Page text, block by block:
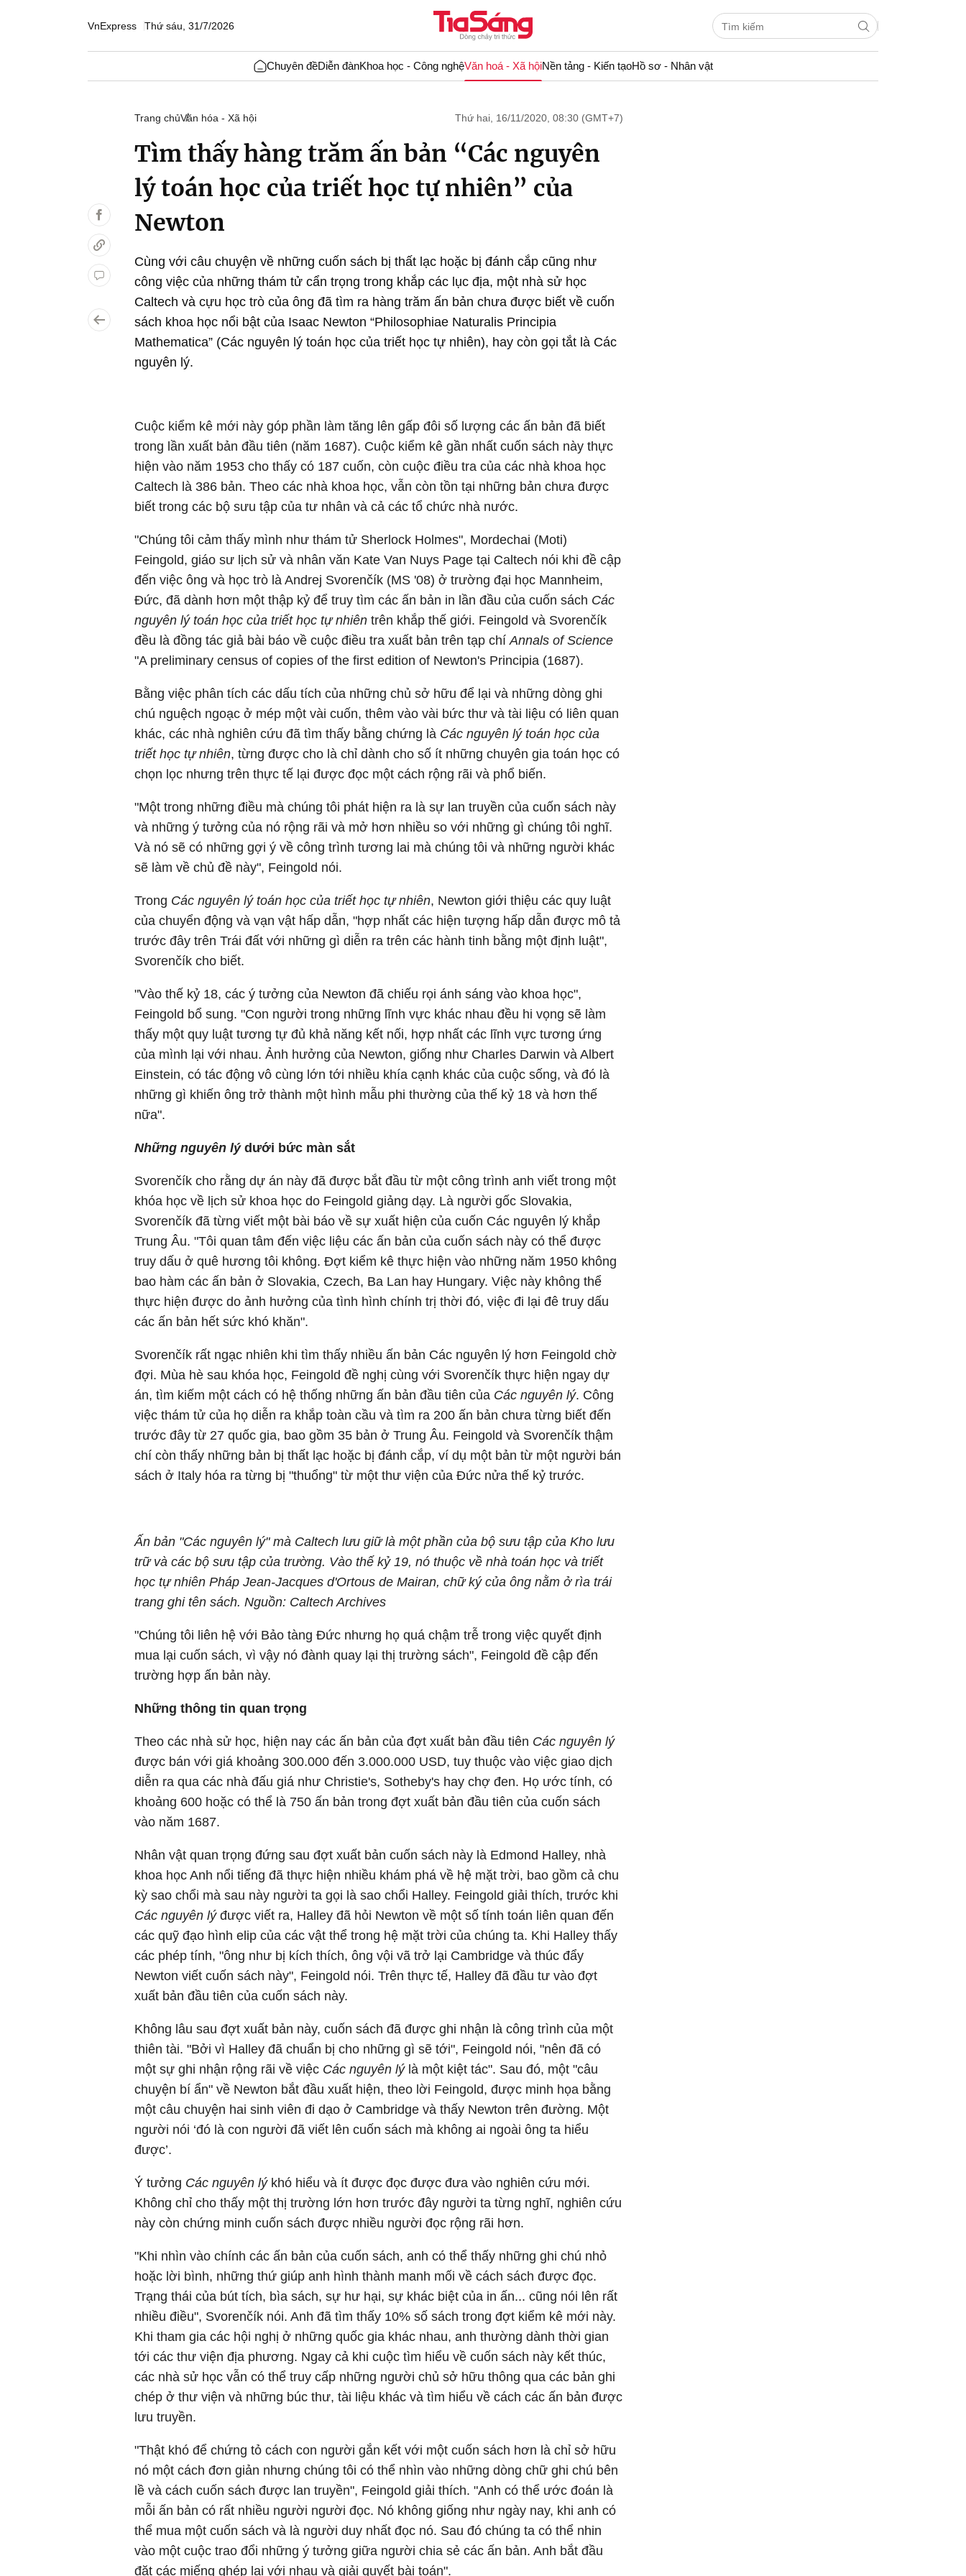
VnExpress Thứ sáu, 31/7/2026
Chuyên đềDiễn đànKhoa học - Công nghệVăn hoá - Xã hộiNền tảng - Kiến tạoHồ sơ - Nhân vật
Trang chủVăn hóa - Xã hội Thứ hai, 16/11/2020, 08:30 (GMT+7)
Tìm thấy hàng trăm ấn bản “Các nguyên
lý toán học của triết học tự nhiên” của
Newton
Cùng với câu chuyện về những cuốn sách bị thất lạc hoặc bị đánh cắp cũng như
công việc của những thám tử cẩn trọng trong khắp các lục địa, một nhà sử học
Caltech và cựu học trò của ông đã tìm ra hàng trăm ấn bản chưa được biết về cuốn
sách khoa học nổi bật của Isaac Newton “Philosophiae Naturalis Principia
Mathematica” (Các nguyên lý toán học của triết học tự nhiên), hay còn gọi tắt là Các
nguyên lý.
Cuộc kiểm kê mới này góp phần làm tăng lên gấp đôi số lượng các ấn bản đã biết
trong lần xuất bản đầu tiên (năm 1687). Cuộc kiểm kê gần nhất cuốn sách này thực
hiện vào năm 1953 cho thấy có 187 cuốn, còn cuộc điều tra của các nhà khoa học
Caltech là 386 bản. Theo các nhà khoa học, vẫn còn tồn tại những bản chưa được
biết trong các bộ sưu tập của tư nhân và cả các tổ chức nhà nước.
"Chúng tôi cảm thấy mình như thám tử Sherlock Holmes", Mordechai (Moti)
Feingold, giáo sư lịch sử và nhân văn Kate Van Nuys Page tại Caltech nói khi đề cập
đến việc ông và học trò là Andrej Svorenčík (MS '08) ở trường đại học Mannheim,
Đức, đã dành hơn một thập kỷ để truy tìm các ấn bản in lần đầu của cuốn sách Các
nguyên lý toán học của triết học tự nhiên trên khắp thế giới. Feingold và Svorenčík
đều là đồng tác giả bài báo về cuộc điều tra xuất bản trên tạp chíAnnals of Science
"A preliminary census of copies of the first edition of Newton's Principia (1687).
Bằng việc phân tích các dấu tích của những chủ sở hữu để lại và những dòng ghi
chú nguệch ngoạc ở mép một vài cuốn, thêm vào vài bức thư và tài liệu có liên quan
khác, các nhà nghiên cứu đã tìm thấy bằng chứng là Các nguyên lý toán học của
triết học tự nhiên, từng được cho là chỉ dành cho số ít những chuyên gia toán học có
chọn lọc nhưng trên thực tế lại được đọc một cách rộng rãi và phổ biến.
"Một trong những điều mà chúng tôi phát hiện ra là sự lan truyền của cuốn sách này
và những ý tưởng của nó rộng rãi và mở hơn nhiều so với những gì chúng tôi nghĩ.
Và nó sẽ có những gợi ý về công trình tương lai mà chúng tôi và những người khác
sẽ làm về chủ đề này", Feingold nói.
Trong Các nguyên lý toán học của triết học tự nhiên, Newton giới thiệu các quy luật
của chuyển động và vạn vật hấp dẫn, "hợp nhất các hiện tượng hấp dẫn được mô tả
trước đây trên Trái đất với những gì diễn ra trên các hành tinh bằng một định luật",
Svorenčík cho biết.
"Vào thế kỷ 18, các ý tưởng của Newton đã chiếu rọi ánh sáng vào khoa học",
Feingold bổ sung. "Con người trong những lĩnh vực khác nhau đều hi vọng sẽ làm
thấy một quy luật tương tự đủ khả năng kết nối, hợp nhất các lĩnh vực tương ứng
của mình lại với nhau. Ảnh hưởng của Newton, giống như Charles Darwin và Albert
Einstein, có tác động vô cùng lớn tới nhiều khía cạnh khác của cuộc sống, và đó là
những gì khiến ông trở thành một hình mẫu phi thường của thế kỷ 18 và hơn thế
nữa".
Những nguyên lýdưới bức màn sắt
Svorenčík cho rằng dự án này đã được bắt đầu từ một công trình anh viết trong một
khóa học về lịch sử khoa học do Feingold giảng dạy. Là người gốc Slovakia,
Svorenčík đã từng viết một bài báo về sự xuất hiện của cuốn Các nguyên lý khắp
Trung Âu. "Tôi quan tâm đến việc liệu các ấn bản của cuốn sách này có thể được
truy dấu ở quê hương tôi không. Đợt kiểm kê thực hiện vào những năm 1950 không
bao hàm các ấn bản ở Slovakia, Czech, Ba Lan hay Hungary. Việc này không thể
thực hiện được do ảnh hưởng của tình hình chính trị thời đó, việc đi lại đê truy dấu
các ấn bản hết sức khó khăn".
Svorenčík rất ngạc nhiên khi tìm thấy nhiều ấn bản Các nguyên lý hơn Feingold chờ
đợi. Mùa hè sau khóa học, Feingold đề nghị cùng với Svorenčík thực hiện ngay dự
án, tìm kiếm một cách có hệ thống những ấn bản đầu tiên của Các nguyên lý. Công
việc thám tử của họ diễn ra khắp toàn cầu và tìm ra 200 ấn bản chưa từng biết đến
trước đây từ 27 quốc gia, bao gồm 35 bản ở Trung Âu. Feingold và Svorenčík thậm
chí còn thấy những bản bị thất lạc hoặc bị đánh cắp, ví dụ một bản từ một người bán
sách ở Italy hóa ra từng bị "thuổng" từ một thư viện của Đức nửa thế kỷ trước.
Ấn bản "Các nguyên lý" mà Caltech lưu giữ là một phần của bộ sưu tập của Kho lưu
trữ và các bộ sưu tập của trường. Vào thế kỷ 19, nó thuộc về nhà toán học và triết
học tự nhiên Pháp Jean-Jacques d'Ortous de Mairan, chữ ký của ông nằm ở rìa trái
trang ghi tên sách. Nguồn: Caltech Archives
"Chúng tôi liên hệ với Bảo tàng Đức nhưng họ quá chậm trễ trong việc quyết định
mua lại cuốn sách, vì vậy nó đành quay lại thị trường sách", Feingold đề cập đến
trường hợp ấn bản này.
Những thông tin quan trọng
Theo các nhà sử học, hiện nay các ấn bản của đợt xuất bản đầu tiên Các nguyên lý
được bán với giá khoảng 300.000 đến 3.000.000 USD, tuy thuộc vào việc giao dịch
diễn ra qua các nhà đấu giá như Christie's, Sotheby's hay chợ đen. Họ ước tính, có
khoảng 600 hoặc có thể là 750 ấn bản trong đợt xuất bản đầu tiên của cuốn sách
vào năm 1687.
Nhân vật quan trọng đứng sau đợt xuất bản cuốn sách này là Edmond Halley, nhà
khoa học Anh nổi tiếng đã thực hiện nhiều khám phá về hệ mặt trời, bao gồm cả chu
kỳ sao chổi mà sau này người ta gọi là sao chổi Halley. Feingold giải thích, trước khi
Các nguyên lýđược viết ra, Halley đã hỏi Newton về một số tính toán liên quan đến
các quỹ đạo hình elip của các vật thể trong hệ mặt trời của chúng ta. Khi Halley thấy
các phép tính, "ông như bị kích thích, ông vội vã trở lại Cambridge và thúc đẩy
Newton viết cuốn sách này", Feingold nói. Trên thực tế, Halley đã đầu tư vào đợt
xuất bản đầu tiên của cuốn sách này.
Không lâu sau đợt xuất bản này, cuốn sách đã được ghi nhận là công trình của một
thiên tài. "Bởi vì Halley đã chuẩn bị cho những gì sẽ tới", Feingold nói, "nên đã có
một sự ghi nhận rộng rãi về việc Các nguyên lýlà một kiệt tác". Sau đó, một "câu
chuyện bí ẩn" về Newton bắt đầu xuất hiện, theo lời Feingold, được minh họa bằng
một câu chuyện hai sinh viên đi dạo ở Cambridge và thấy Newton trên đường. Một
người nói ‘đó là con người đã viết lên cuốn sách mà không ai ngoài ông ta hiểu
được’.
Ý tưởng Các nguyên lýkhó hiểu và ít được đọc được đưa vào nghiên cứu mới.
Không chỉ cho thấy một thị trường lớn hơn trước đây người ta từng nghĩ, nghiên cứu
này còn chứng minh cuốn sách được nhiều người đọc rộng rãi hơn.
"Khi nhìn vào chính các ấn bản của cuốn sách, anh có thể thấy những ghi chú nhỏ
hoặc lời bình, những thứ giúp anh hình thành manh mối về cách sách được đọc.
Trạng thái của bút tích, bìa sách, sự hư hại, sự khác biệt của in ấn... cũng nói lên rất
nhiều điều", Svorenčík nói. Anh đã tìm thấy 10% số sách trong đợt kiểm kê mới này.
Khi tham gia các hội nghị ở những quốc gia khác nhau, anh thường dành thời gian
tới các thư viện địa phương. Ngay cả khi cuộc tìm hiểu về cuốn sách này kết thúc,
các nhà sử học vẫn có thể truy cấp những người chủ sở hữu thông qua các bản ghi
chép ở thư viện và những búc thư, tài liệu khác và tìm hiểu về cách các ấn bản được
lưu truyền.
"Thật khó để chứng tỏ cách con người gắn kết với một cuốn sách hơn là chỉ sở hữu
nó một cách đơn giản nhưng chúng tôi có thể nhìn vào những dòng chữ ghi chú bên
lề và cách cuốn sách được lan truyền", Feingold giải thích. "Anh có thể ước đoán là
mỗi ấn bản có rất nhiều người người đọc. Nó không giống như ngày nay, khi anh có
thể mua một cuốn sách và là người duy nhất đọc nó. Sau đó chúng ta có thể nhin
vào một cuộc trao đổi những ý tưởng giữa người chia sẻ các ấn bản. Anh bắt đầu
đặt các miếng ghép lại với nhau và giải quyết bài toán".